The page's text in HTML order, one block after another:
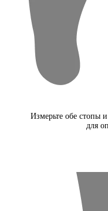
Измерьте обе стопы
для